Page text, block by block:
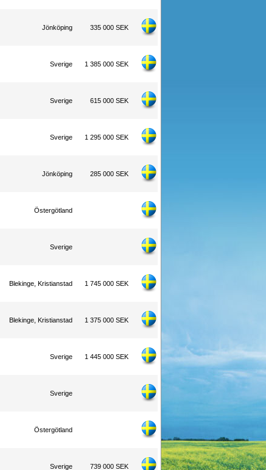
Jönköping 335 000 SEK
Sverige 1 385 000 SEK
Sverige 615 000 SEK
Sverige 1 295 000 SEK
Jönköping 285 000 SEK
Östergötland
Sverige
Blekinge, Kristianstad 1 745 000 SEK
Blekinge, Kristianstad 1 375 000 SEK
Sverige 1 445 000 SEK
Sverige
Östergötland
Sverige 739 000 SEK